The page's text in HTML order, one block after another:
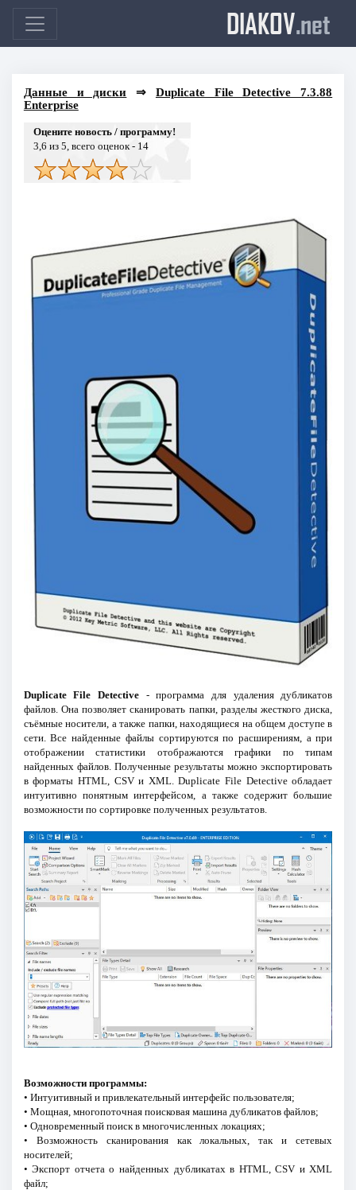
DIAKOV.net
Данные и диски ⇒ Duplicate File Detective 7.3.88
Enterprise
Оцените новость / программу!
3,6 из 5, всего оценок - 14
Duplicate File Detective - программа для удаления дубликатов
файлов. Она позволяет сканировать папки, разделы жесткого диска,
съёмные носители, а также папки, находящиеся на общем доступе в
сети. Все найденные файлы сортируются по расширениям, а при
отображении статистики отображаются графики по типам
найденных файлов. Полученные результаты можно экспортировать
в форматы HTML, CSV и XML. Duplicate File Detective обладает
интуитивно понятным интерфейсом, а также содержит большие
возможности по сортировке полученных результатов.
Возможности программы:
• Интуитивный и привлекательный интерфейс пользователя;
• Мощная, многопоточная поисковая машина дубликатов файлов;
• Одновременный поиск в многочисленных локациях;
• Возможность сканирования как локальных, так и сетевых
носителей;
• Экспорт отчета о найденных дубликатах в HTML, CSV и XML
файл;